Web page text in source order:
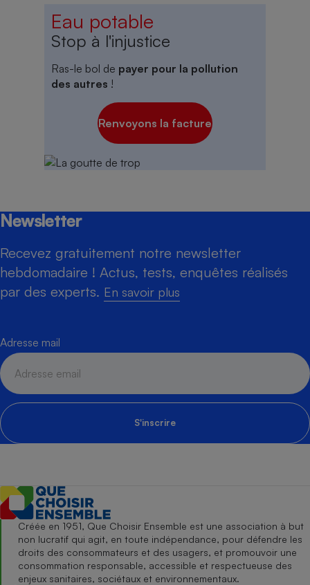
Eau potable
Stop à l'injustice
Ras-le bol de payer pour la pollution
des autres !
Renvoyons la facture
Newsletter
Recevez gratuitement notre newsletter
hebdomadaire ! Actus, tests, enquêtes réalisés
par des experts. En savoir plus
Adresse mail
S'inscrire
Créée en 1951, Que Choisir Ensemble est une association à but
non lucratif qui agit, en toute indépendance, pour défendre les
droits des consommateurs et des usagers, et promouvoir une
consommation responsable, accessible et respectueuse des
enjeux sanitaires, sociétaux et environnementaux.